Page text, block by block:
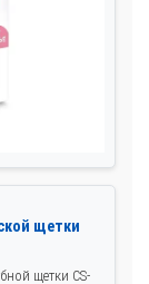
щетки
щетки CS-